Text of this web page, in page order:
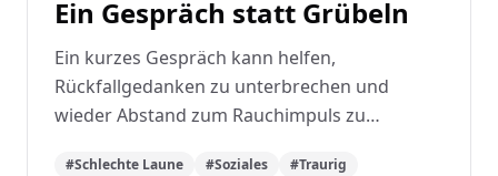
Ein Gespräch statt Grübeln
Ein kurzes Gespräch kann helfen,
Rückfallgedanken zu unterbrechen und
wieder Abstand zum Rauchimpuls zu
#Schlechte Laune #Soziales #Traurig